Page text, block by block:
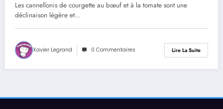
Les cannellonis de courgette au bœuf et à la tomate sont une
déclinaison légère et…
Xavier Legrand 0 Commentaires Lire La Suite